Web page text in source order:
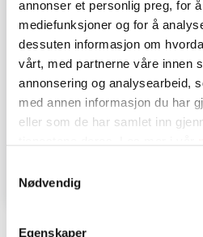
annonser et personlig preg, for
mediefunksjoner og for å
dessuten informasjon om
vårt, med partnerne våre innen
annonsering og analysearbeid,
med annen informasjon du har
eller som de har samlet inn
Nødvendig
Egenskaper